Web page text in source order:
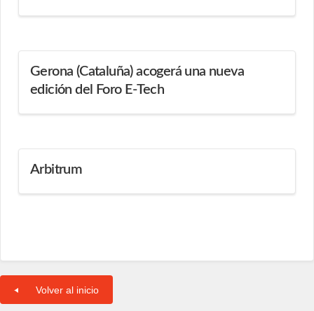
Gerona (Cataluña) acogerá una nueva
edición del Foro E-Tech
Arbitrum
Volver al inicio